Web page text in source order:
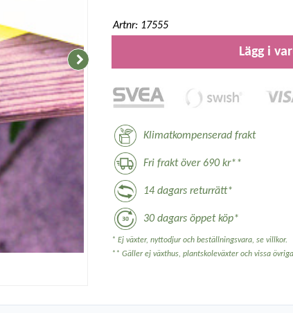
Artnr: 17555
Lägg i
Klimatkompenserad frakt
Fri frakt över 690 kr**
14 dagars returrätt*
30 dagars öppet köp*
* Ej växter, nyttodjur och beställningsvara, se villkor.
** Gäller ej växthus, plantskoleväxter och vissa